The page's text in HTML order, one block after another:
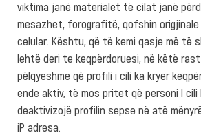
viktima janë materialet të cilat janë
mesazhet, forografitë, qofshin
celular. Kështu, që të kemi qasje më të
lehtë deri te keqpërdoruesi, në këtë
pëlqyeshme që profili i cili ka kryer
ende aktiv, të mos pritet që personi I cili
deaktivizojë profilin sepse në atë
iP adresa.